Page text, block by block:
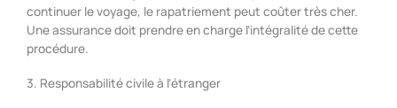
continuer le voyage, le rapatriement peut coûter très cher.
Une assurance doit prendre en charge l’intégralité de cette
procédure.
3. Responsabilité civile à l’étranger